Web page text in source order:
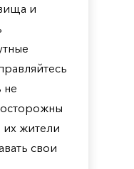
и
не
их жители
свои